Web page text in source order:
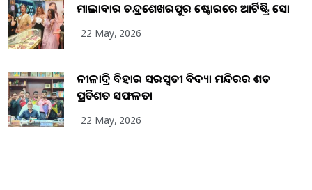
ମାଲାବାର ଚନ୍ଦ୍ରଶେଖରପୁର ଷ୍ଟୋରରେ ଆର୍ଟିଷ୍ଟ୍ରି ସୋ
22 May, 2026
ନୀଳାଦ୍ରି ବିହାର ସରସ୍ୱତୀ ବିଦ୍ୟା ମନ୍ଦିରର ଶତ
ପ୍ରତିଶତ ସଫଳତା
22 May, 2026